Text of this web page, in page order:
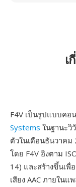
เ
F4V เป็นรูปแบบคอ
Systems ในฐานะวิ
ตัวในเดือนธันวาคม
โดย F4V อิงตาม
14) และสร้างขึ้นเ
เสียง AAC ภายใน